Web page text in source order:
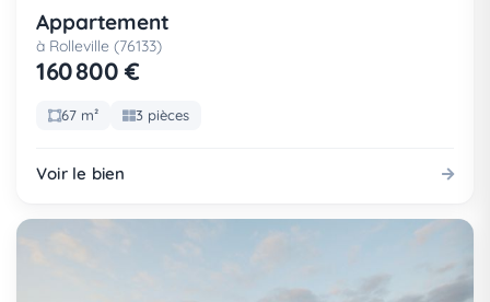
Appartement
à Rolleville (76133)
160 800 €
67 m² 3 pièces
Voir le bien